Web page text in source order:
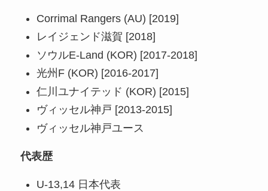
Corrimal Rangers (AU) [2019]
レイジェンド滋賀 [2018]
ソウルE-Land (KOR) [2017-2018]
光州F (KOR) [2016-2017]
仁川ユナイテッド (KOR) [2015]
ヴィッセル神戸 [2013-2015]
ヴィッセル神戸ユース
代表歴
U-13,14 日本代表